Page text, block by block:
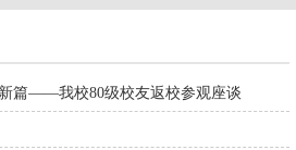
篇——我校80级校友返校参观座谈